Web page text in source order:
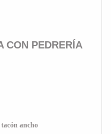
CON PEDRERÍA
ancho